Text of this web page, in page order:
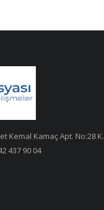
Kemal Kamaç Apt. No:28 K.
437 90 04